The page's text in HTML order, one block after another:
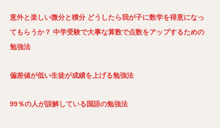
意外と楽しい微分と積分 どうしたら我が子に数学を得意になっ
てもらうか？ 中学受験で大事な算数で点数をアップするための
勉強法
偏差値が低い生徒が成績を上げる勉強法
99％の人が誤解している国語の勉強法